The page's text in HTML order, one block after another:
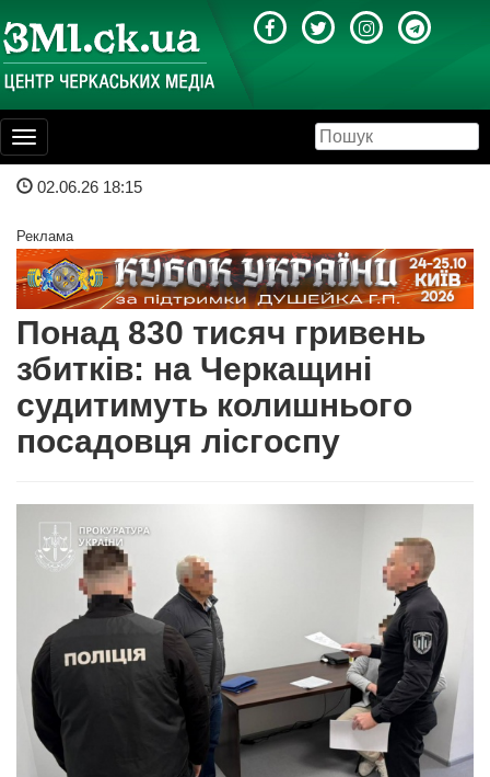
Toggle
navigation
02.06.26 18:15
Реклама
Понад 830 тисяч гривень
збитків: на Черкащині
судитимуть колишнього
посадовця лісгоспу